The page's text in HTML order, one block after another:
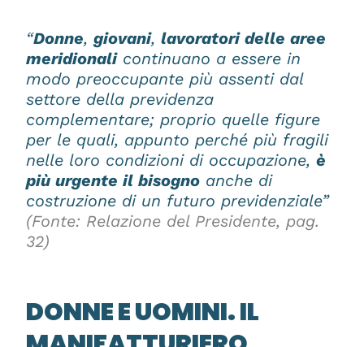
“Donne,giovani,lavoratori delle aree
meridionalicontinuano a essere in
modo preoccupante più assenti dal
settore della previdenza
complementare; proprio quelle figure
per le quali, appunto perché più fragili
nelle loro condizioni di occupazione,è
più urgente il bisogno anche di
costruzione di un futuro previdenziale”
(Fonte: Relazione del Presidente, pag.
32)
DONNE E UOMINI. IL